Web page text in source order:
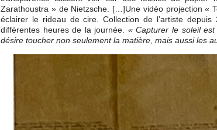
Zarathoustra » de Nietzsche. […]Une vidéo projection «
éclairer le rideau de cire. Collection de l’artiste
différentes heures de la journée. « Capturer le soleil
désire toucher non seulement la matière, mais aussi les